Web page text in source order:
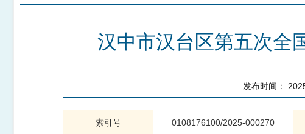
汉中市汉台区第五次
发布时间：
索引号 0108176100/2025-000270